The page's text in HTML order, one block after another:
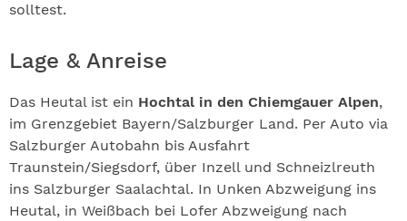
solltest.
Lage & Anreise
Das Heutal ist ein Hochtal in den Chiemgauer Alpen,
im Grenzgebiet Bayern/Salzburger Land. Per Auto via
Salzburger Autobahn bis Ausfahrt
Traunstein/Siegsdorf, über Inzell und Schneizlreuth
ins Salzburger Saalachtal. In Unken Abzweigung ins
Heutal, in Weißbach bei Lofer Abzweigung nach